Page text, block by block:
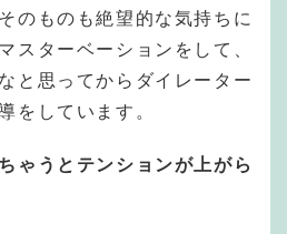
のものも絶望的な気持ちに
スターベーションをして、
と思ってからダイレーター
をしています。
ゃうとテンションが上がら